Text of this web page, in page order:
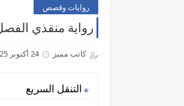
روايات وقصص
رواية منقذي
كاتب مميز 24 أكتوبر 2025
التنقل السريع